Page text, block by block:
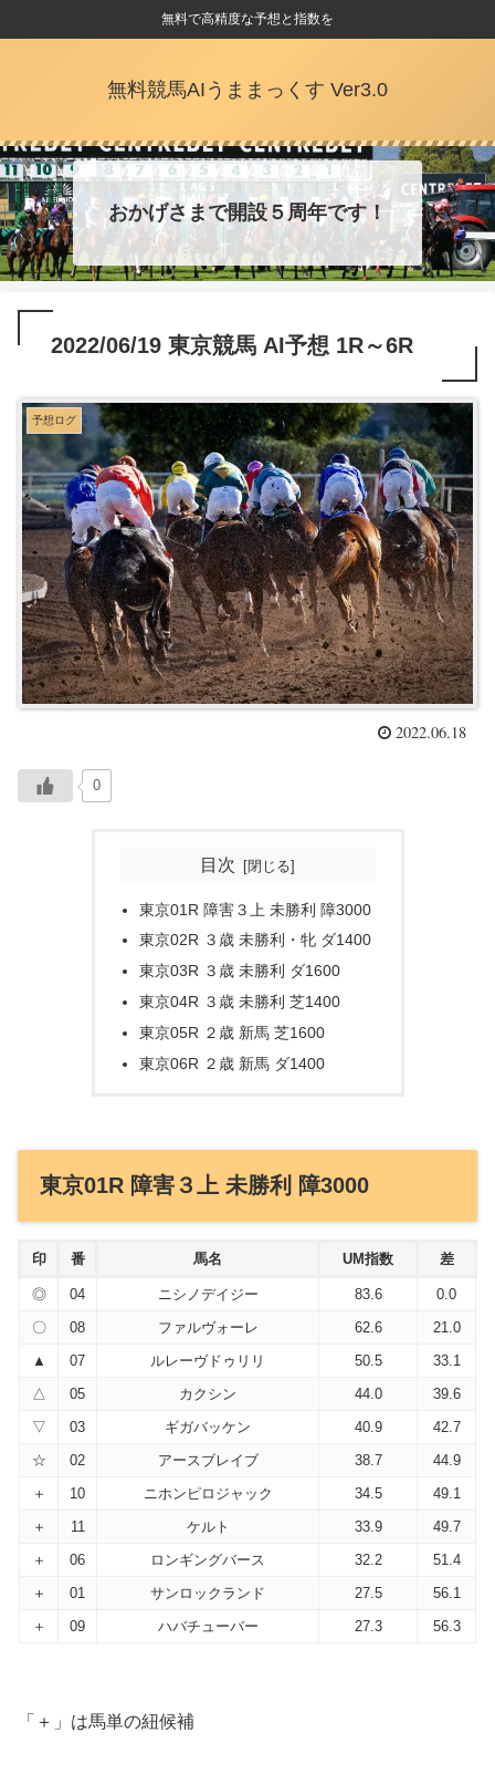
無料で高精度な予想と指数を
無料競馬AIうままっくす Ver3.0
おかげさまで開設５周年です！
2022/06/19 東京競馬 AI予想 1R～6R
予想ログ
2022.06.18
0
目次
東京01R 障害３上 未勝利 障3000
東京02R ３歳 未勝利・牝 ダ1400
東京03R ３歳 未勝利 ダ1600
東京04R ３歳 未勝利 芝1400
東京05R ２歳 新馬 芝1600
東京06R ２歳 新馬 ダ1400
東京01R 障害３上 未勝利 障3000
印 番 馬名 UM指数 差
◎ 04 ニシノデイジー 83.6
0.0
〇
08 ファルヴォーレ 62.6
21.0
▲
07 ルレーヴドゥリリ 50.5
33.1
△
05 カクシン 44.0
39.6
▽
03 ギガバッケン 40.9
42.7
☆
02 アースブレイブ 38.7
44.9
＋
10 ニホンピロジャック 34.5
49.1
＋
11 ケルト 33.9
49.7
＋
06 ロンギングバース 32.2
51.4
＋
01 サンロックランド 27.5
56.1
＋
09 ハバチューバー 27.3 56.3
「＋」は馬単の紐候補